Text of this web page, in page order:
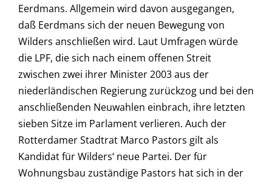
Eerdmans. Allgemein wird davon ausgegangen,
daß Eerdmans sich der neuen Bewegung von
Wilders anschließen wird. Laut Umfragen würde
die LPF, die sich nach einem offenen Streit
zwischen zwei ihrer Minister 2003 aus der
niederländischen Regierung zurückzog und bei den
anschließenden Neuwahlen einbrach, ihre letzten
sieben Sitze im Parlament verlieren. Auch der
Rotterdamer Stadtrat Marco Pastors gilt als
Kandidat für Wilders‘ neue Partei. Der für
Wohnungsbau zuständige Pastors hat sich in der